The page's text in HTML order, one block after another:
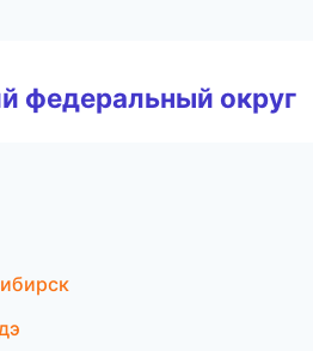
федеральный округ